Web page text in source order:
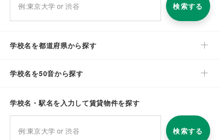
検索する
学校名を都道府県から探す
学校名を50音から探す
学校名・駅名を入力して賃貸物件を探す
検索する